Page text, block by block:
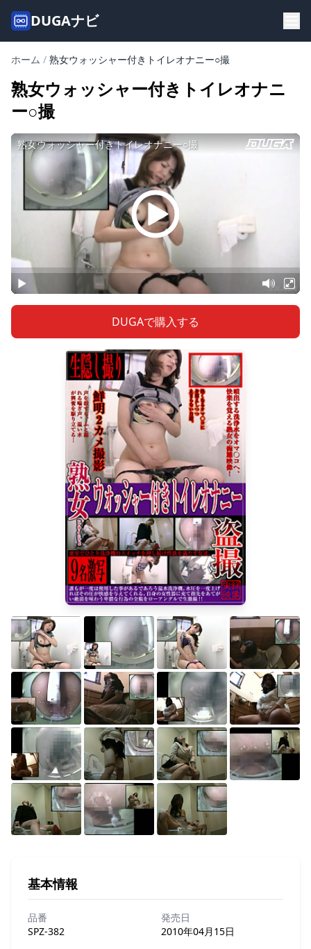
DUGAナビ
ホーム / 熟女ウォッシャー付きトイレオナニー○撮
熟女ウォッシャー付きトイレオナニ
ー○撮
DUGAで購入する
基本情報
品番
SPZ-382
発売日
2010年04月15日